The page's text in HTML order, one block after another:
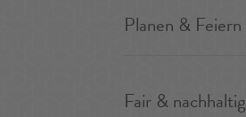
Planen & Feiern
Fair & nachhaltig